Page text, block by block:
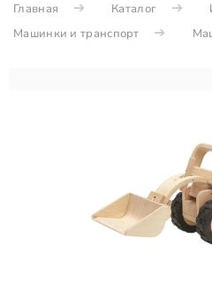
Главная Каталог
Машинки и транспорт